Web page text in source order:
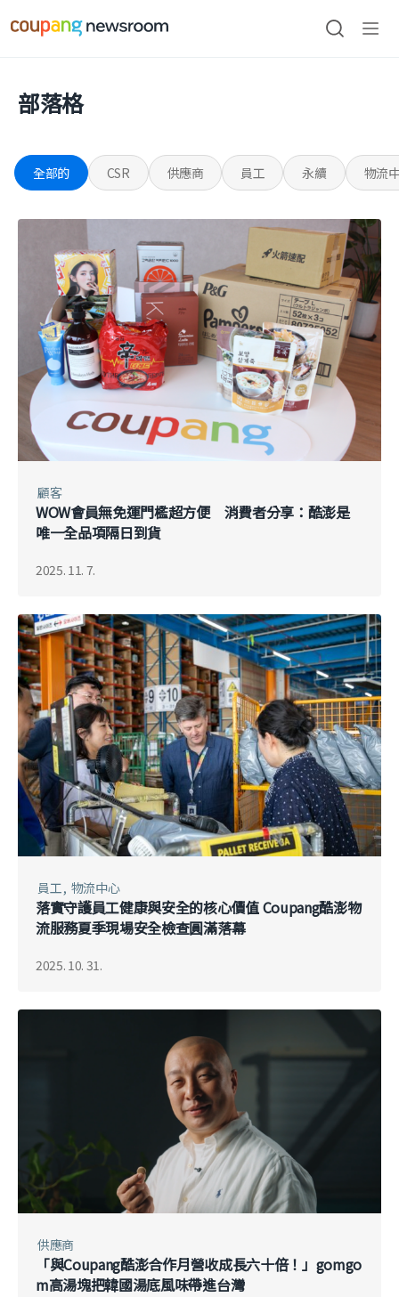
건너뛰기
검색
部落格
全部的 CSR 供應商 員工 永續 物流
顧客
WOW會員無免運門檻超方便 消費者分享：酷澎是
唯一全品項隔日到貨
2025. 11. 7.
員工 物流中心
落實守護員工健康與安全的核心價值 Coupang酷澎物
流服務夏季現場安全檢查圓滿落幕
2025. 10. 31.
供應商
「與Coupang酷澎合作月營收成長六十倍！」gomgo
m高湯塊把韓國湯底風味帶進台灣